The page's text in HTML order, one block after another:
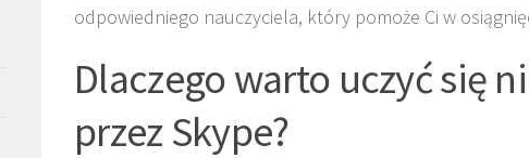
odpowiedniego nauczyciela, który pomoże Ci w
Dlaczego warto uczyć się
przez Skype?